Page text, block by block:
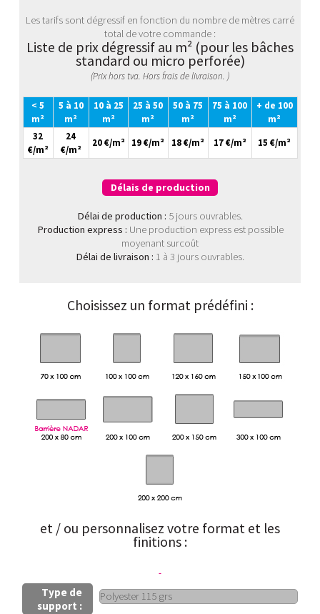
Les tarifs sont dégressif en fonction du nombre de mètres carré
total de votre commande :
Liste de prix dégressif au m² (pour les bâches
standard ou micro perforée)
(Prix hors tva. Hors frais de livraison. )
< 5
m²
5 à 10
m²
10 à 25
m²
25 à 50
m²
50 à 75
m²
75 à 100
m²
+ de 100
m²
32
€/m²
24
€/m²
20 €/m² 19 €/m² 18 €/m² 17 €/m² 15 €/m²
Délais de production
Délai de production : 5 jours ouvrables.
Production express : Une production express est possible
moyenant surcoût
Délai de livraison : 1 à 3 jours ouvrables.
Choisissez un format prédéfini :
et / ou personnalisez votre format et les
finitions :
Type de
support :